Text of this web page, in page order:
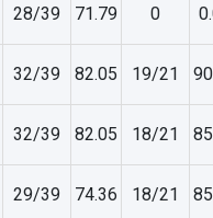
28/39 71.79 0
32/39 82.05 19/21
32/39 82.05 18/21
29/39 74.36 18/21